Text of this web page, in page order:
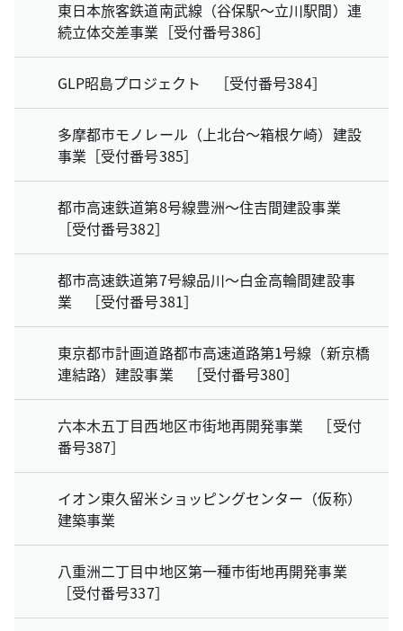
東日本旅客鉄道南武線（谷保駅～立川駅間）連
続立体交差事業［受付番号386］
GLP昭島プロジェクト ［受付番号384］
多摩都市モノレール（上北台～箱根ケ崎）建設
事業［受付番号385］
都市高速鉄道第8号線豊洲～住吉間建設事業
［受付番号382］
都市高速鉄道第7号線品川～白金高輪間建設事
業 ［受付番号381］
東京都市計画道路都市高速道路第1号線（新京橋
連結路）建設事業 ［受付番号380］
六本木五丁目西地区市街地再開発事業 ［受付
番号387］
イオン東久留米ショッピングセンター（仮称）
建築事業
八重洲二丁目中地区第一種市街地再開発事業
［受付番号337］